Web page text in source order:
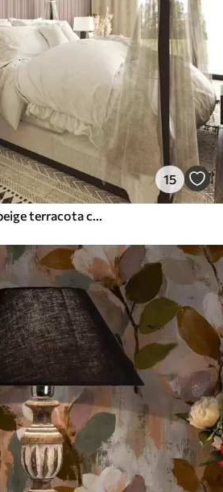
15
Rayas anchas de color beige terracota con un acento grisáceo